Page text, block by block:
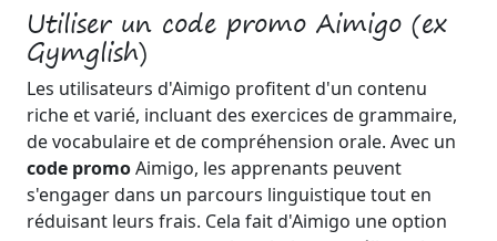
Utiliser un code promo Aimigo (ex
Gymglish)
Les utilisateurs d'Aimigo profitent d'un contenu
riche et varié, incluant des exercices de grammaire,
de vocabulaire et de compréhension orale. Avec un
code promoAimigo, les apprenants peuvent
s'engager dans un parcours linguistique tout en
réduisant leurs frais. Cela fait d'Aimigo une option